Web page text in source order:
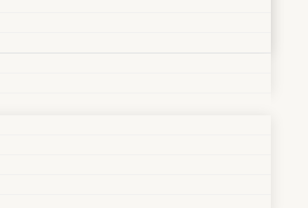
den Westen
Fantasy-Web-Movie in den Westen. Wir